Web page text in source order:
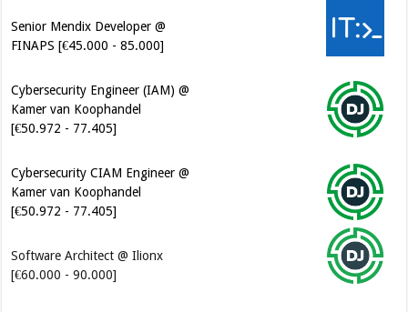
Senior Mendix Developer @
FINAPS [€45.000 - 85.000]
Cybersecurity Engineer (IAM) @
Kamer van Koophandel
[€50.972 - 77.405]
Cybersecurity CIAM Engineer @
Kamer van Koophandel
[€50.972 - 77.405]
Software Architect @ Ilionx
[€60.000 - 90.000]